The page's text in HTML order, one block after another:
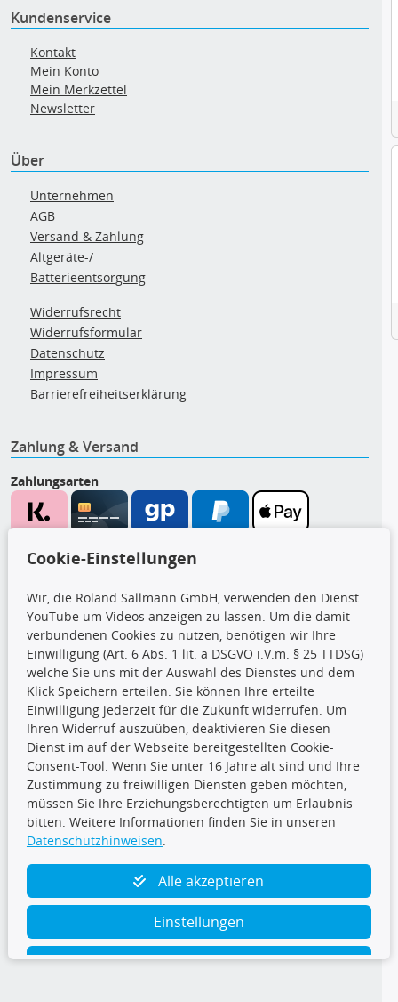
Kundenservice
Kontakt
Mein Konto
Mein Merkzettel
Newsletter
Über
Unternehmen
AGB
Versand & Zahlung
Altgeräte-/
Batterieentsorgung
Widerrufsrecht
Widerrufsformular
Datenschutz
Impressum
Barrierefreiheitserklärung
Zahlung & Versand
Zahlungsarten
CARAT Gruppe
Folge uns
TecDoc Inside
Cookie-Einstellungen
Wir, die Roland Sallmann GmbH, verwenden den Dienst
YouTube um Videos anzeigen zu lassen. Um die damit
verbundenen Cookies zu nutzen, benötigen wir Ihre
Einwilligung (Art. 6 Abs. 1 lit. a DSGVO i.V.m. § 25 TTDSG)
welche Sie uns mit der Auswahl des Dienstes und dem
Klick Speichern erteilen. Sie können Ihre erteilte
Einwilligung jederzeit für die Zukunft widerrufen. Um
Ihren Widerruf auszuüben, deaktivieren Sie diesen
Dienst im auf der Webseite bereitgestellten Cookie-
Consent-Tool. Wenn Sie unter 16 Jahre alt sind und Ihre
Zustimmung zu freiwilligen Diensten geben möchten,
müssen Sie Ihre Erziehungsberechtigten um Erlaubnis
bitten. Weitere Informationen finden Sie in unseren
Datenschutzhinweisen.
Alle akzeptieren
Einstellungen
Ablehnen